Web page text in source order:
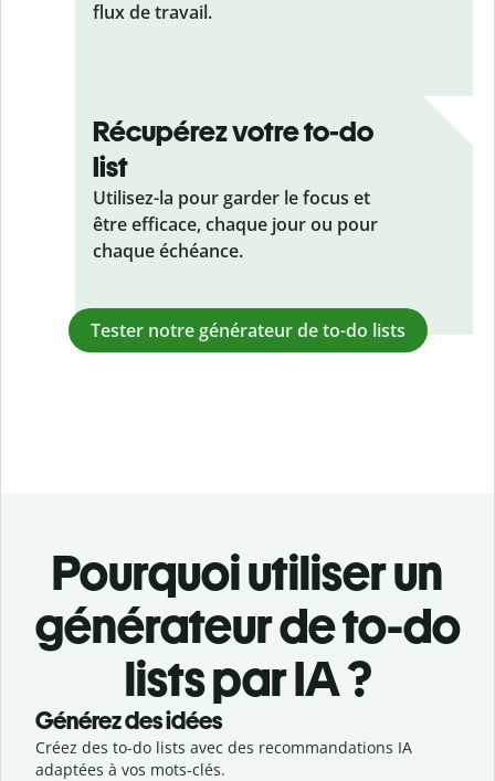
flux de travail.
Récupérez votre to-do
list
Utilisez-la pour garder le focus et
être efficace, chaque jour ou pour
chaque échéance.
Tester notre générateur de to-do lists
Pourquoi utiliser un
générateur de to-do
lists par IA ?
Générez des idées
Créez des to-do lists avec des recommandations IA
adaptées à vos mots-clés.